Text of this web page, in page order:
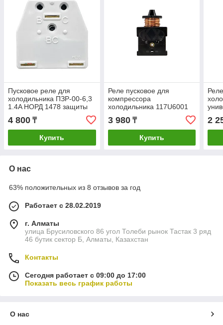
Пусковое реле для
холодильника ПЗР-00-6,3
1.4A НОРД 1478 защиты
мотора-компрессора
RF03W16
4 800 ₸
Купить
Реле пусковое для
компрессора
холодильника 117U6001
3 980₸
Купить
2
О нас
63% положительных из 8 отзывов за год
Работает с 28.02.2019
г. Алматы
улица Брусиловского 86 угол Толеби рынок Тастак 3 ряд
46 бутик сектор Б, Алматы, Казахстан
Контакты
Сегодня работает с 09:00 до 17:00
Показать весь график работы
О нас